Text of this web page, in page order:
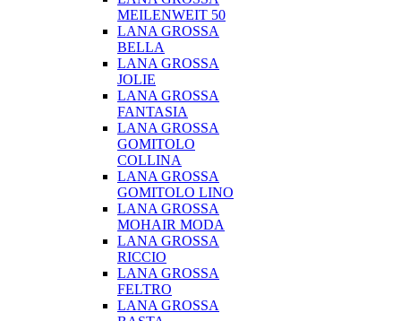
MEILENWEIT 50
LANA GROSSA
BELLA
LANA GROSSA
JOLIE
LANA GROSSA
FANTASIA
LANA GROSSA
GOMITOLO
COLLINA
LANA GROSSA
GOMITOLO LINO
LANA GROSSA
MOHAIR MODA
LANA GROSSA
RICCIO
LANA GROSSA
FELTRO
LANA GROSSA